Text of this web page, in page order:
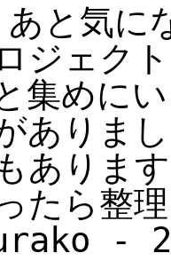
と気に
ジェク
集めに
ありま
ありま
たら整
-